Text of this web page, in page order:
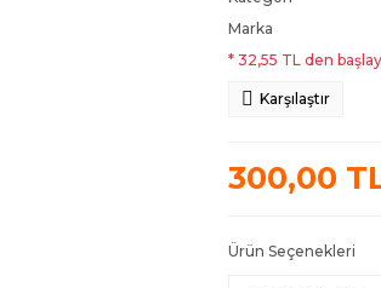
Marka
* 32,55 TL den
Karşılaştır
300,00
Ürün Seçenekleri